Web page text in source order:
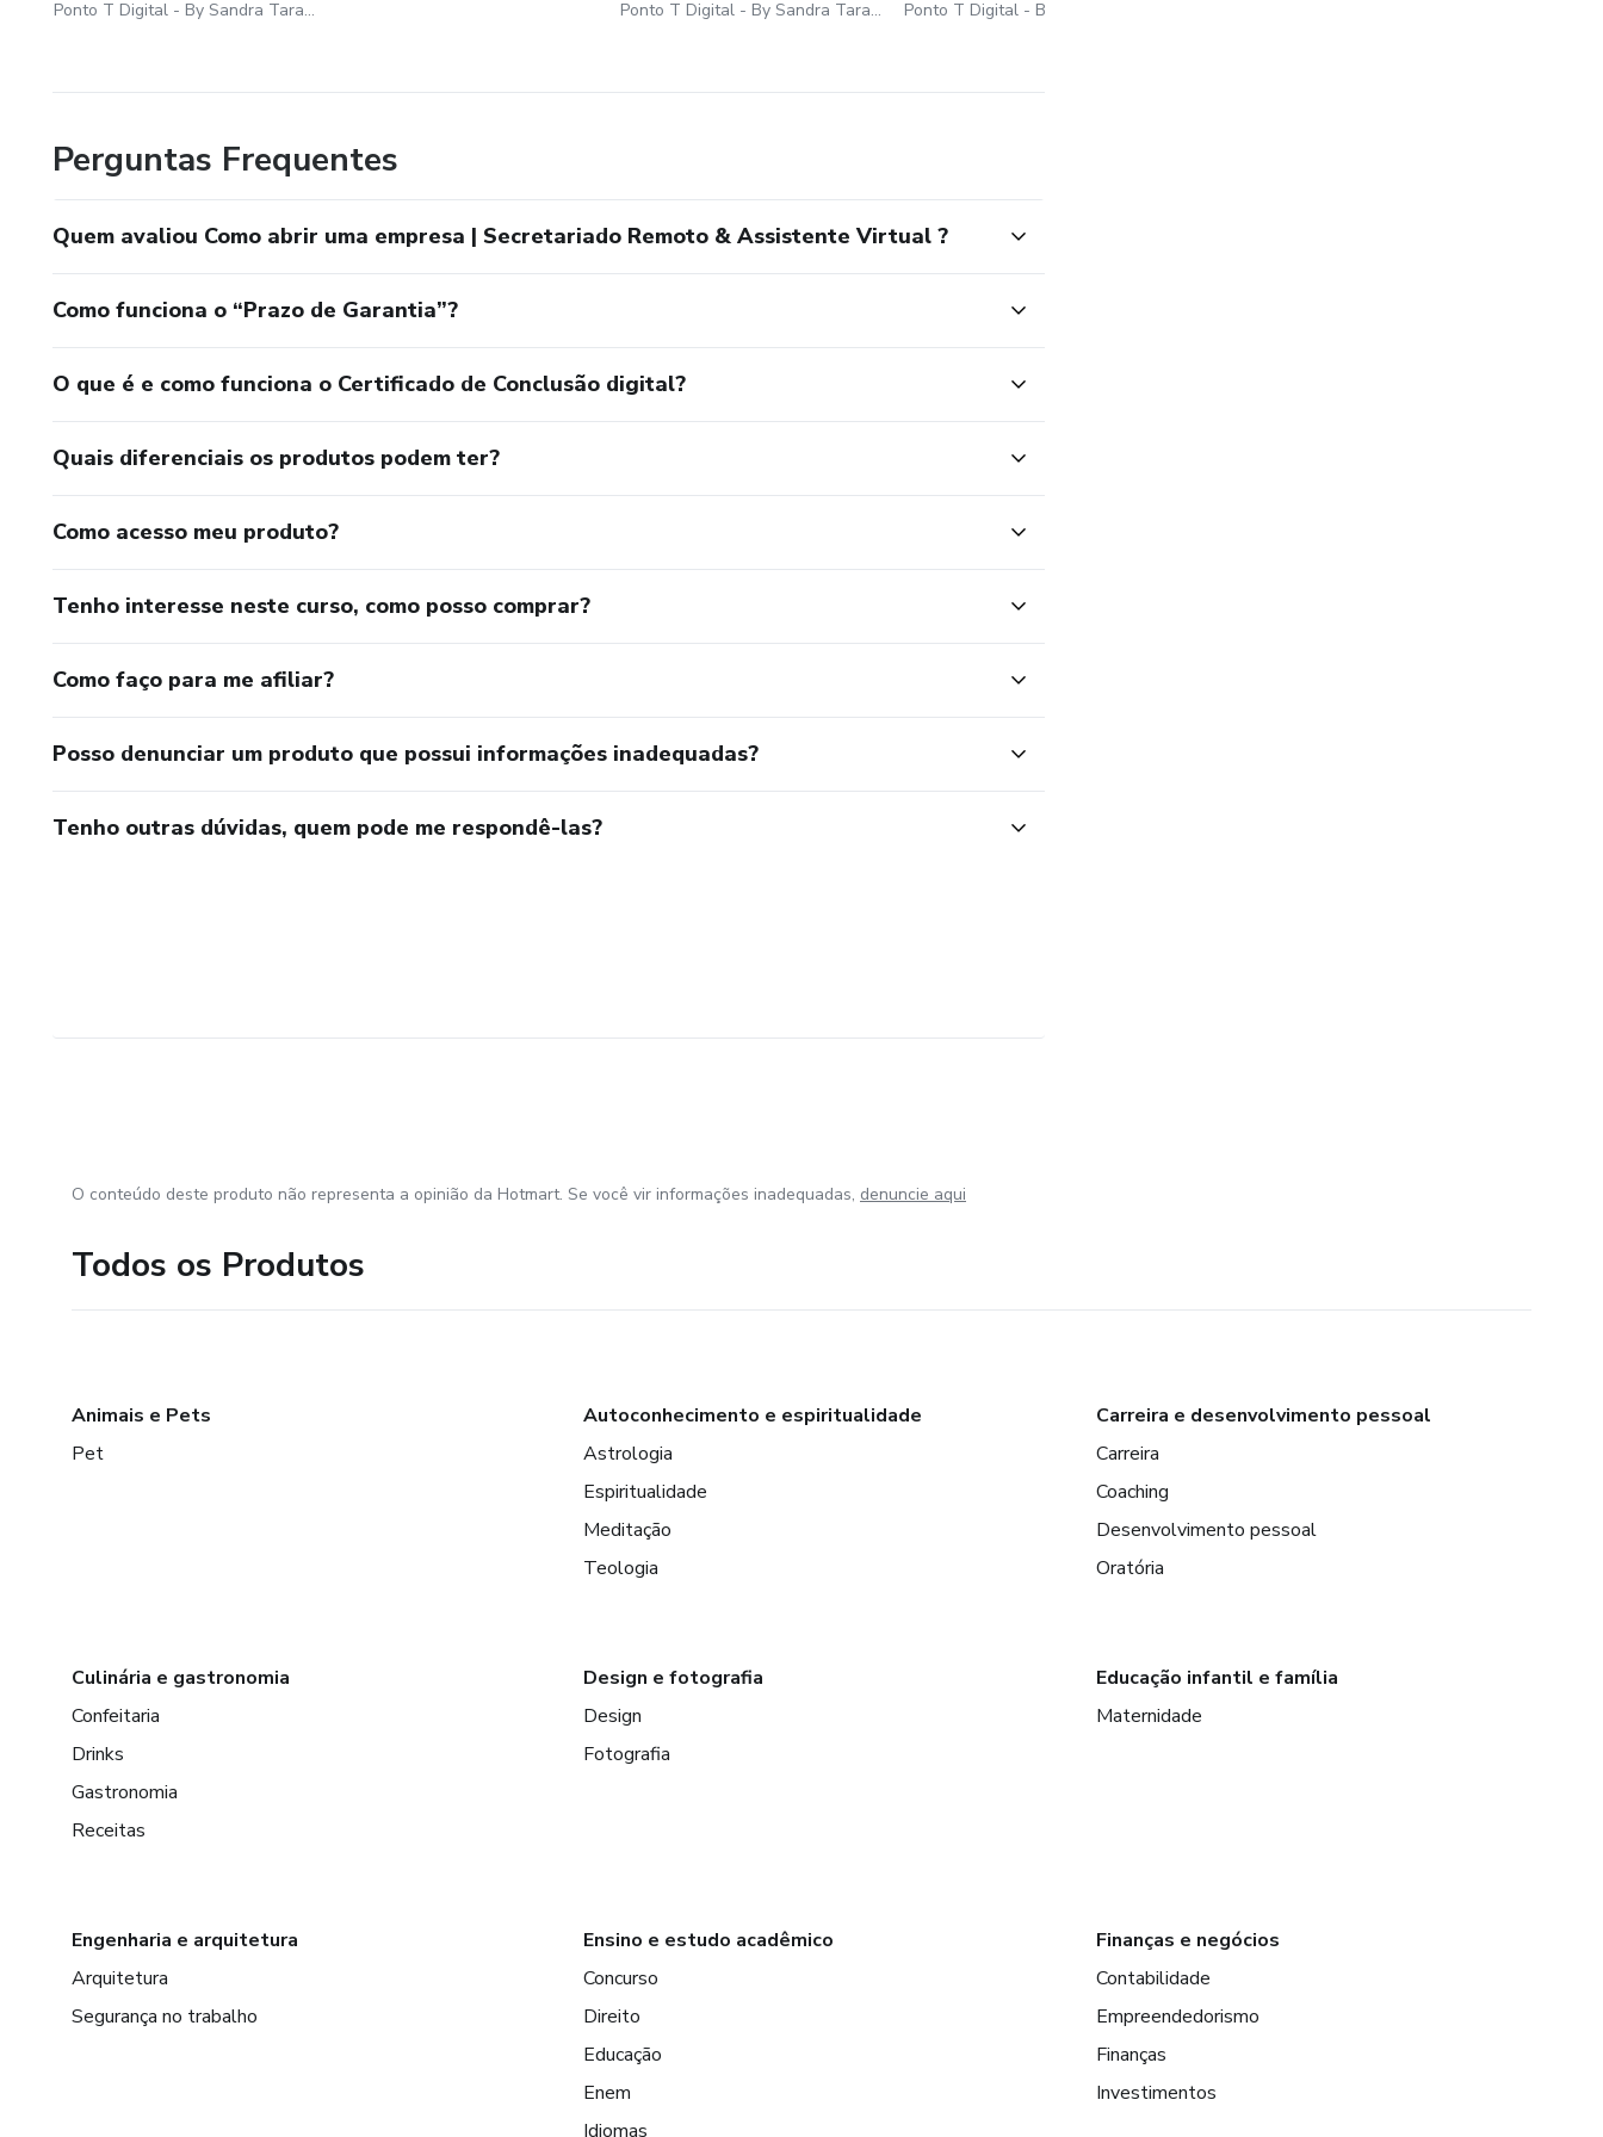
Ponto T Digital - By Sandra Tarallo Ponto T Digital - By Sandra Tarallo
Perguntas Frequentes
Quem avaliou Como abrir uma empresa | Secretariado Remoto & Assistente Virtual ?
Como funciona o “Prazo de Garantia”?
O que é e como funciona o Certificado de Conclusão digital?
Quais diferenciais os produtos podem ter?
Como acesso meu produto?
Tenho interesse neste curso, como posso comprar?
Como faço para me afiliar?
Posso denunciar um produto que possui informações inadequadas?
Tenho outras dúvidas, quem pode me respondê-las?
O conteúdo deste produto não representa a opinião da Hotmart. Se você vir informações inadequadas, denuncie aqui
Todos os Produtos
Animais e Pets
Pet
Autoconhecimento e espiritualidade
Astrologia
Espiritualidade
Meditação
Teologia
Carreira e desenvolvimento pessoal
Carreira
Coaching
Desenvolvimento pessoal
Oratória
Culinária e gastronomia
Confeitaria
Drinks
Gastronomia
Receitas
Design e fotografia
Design
Fotografia
Educação infantil e família
Maternidade
Engenharia e arquitetura
Arquitetura
Segurança no trabalho
Ensino e estudo acadêmico
Concurso
Direito
Educação
Enem
Idiomas
Finanças e negócios
Contabilidade
Empreendedorismo
Finanças
Investimentos